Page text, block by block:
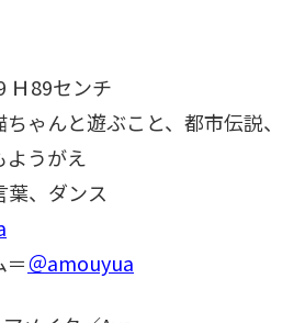
Ｈ89センチ
ゃんと遊ぶこと、都市伝説、
ようがえ
葉、ダンス
＠amouyua